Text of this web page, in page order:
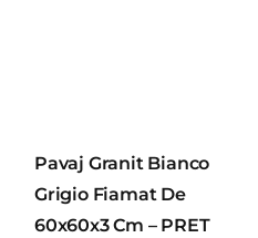
Pavaj Granit Bianco
Grigio Fiamat De
60x60x3 Cm – PRET